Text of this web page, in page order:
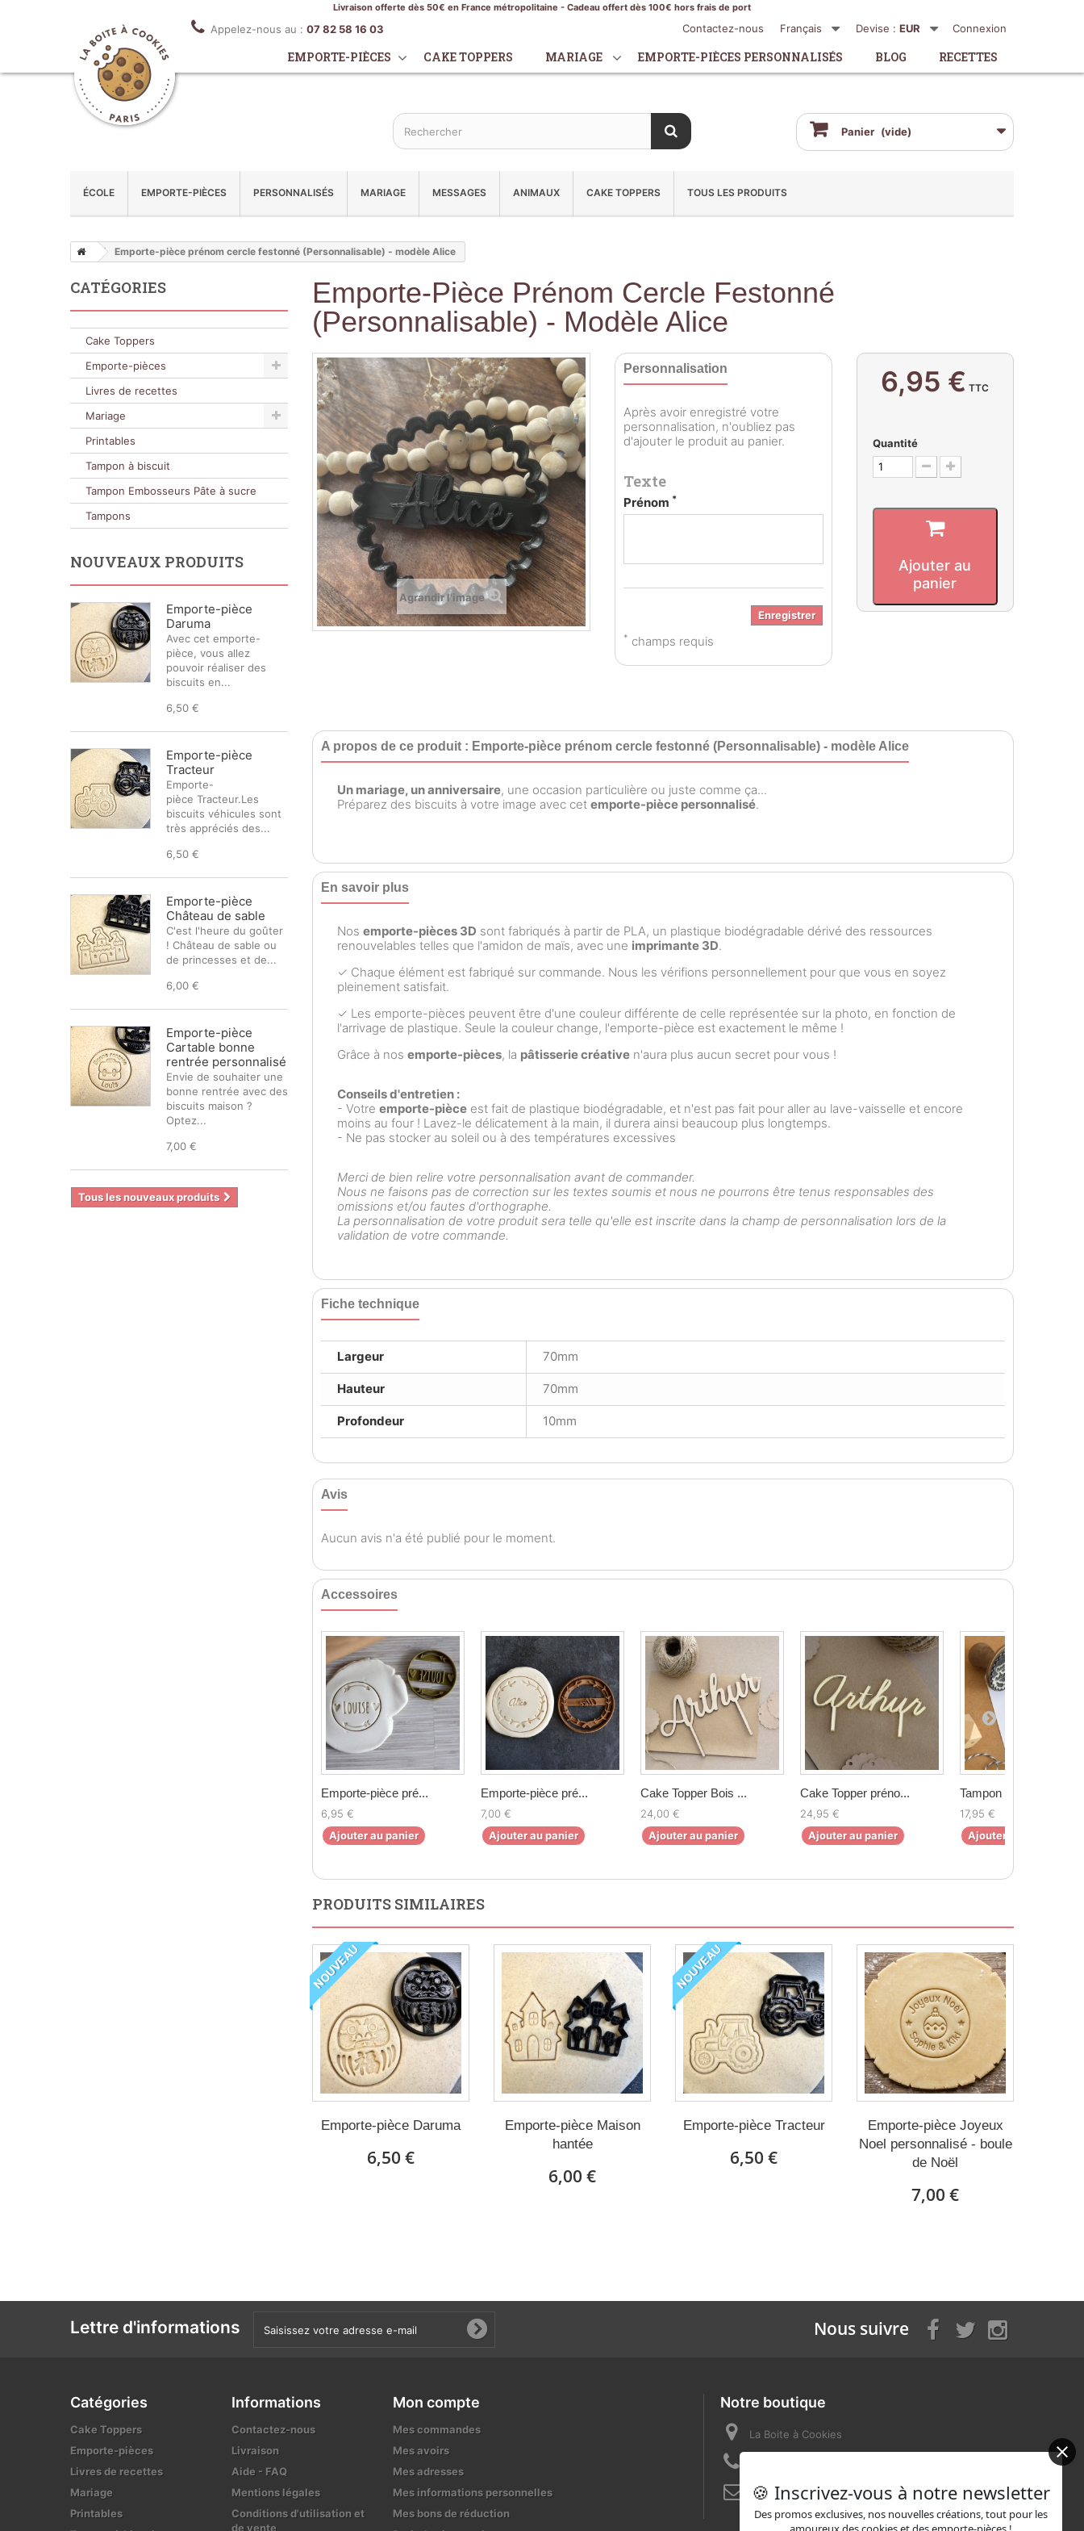
Livraison offerte dès 50€ en France métropolitaine - Cadeau offert dès 100€ hors frais de port
Connexion
Devise : EUR
Français
Contactez-nous
Appelez-nous au : 07 82 58 16 03
EMPORTE-PIÈCES CAKE TOPPERS MARIAGE EMPORTE-PIÈCES PERSONNALISÉS BLOG RECETTES
Panier (vide)
ÉCOLE EMPORTE-PIÈCES PERSONNALISÉS MARIAGE MESSAGES ANIMAUX CAKE TOPPERS TOUS LES PRODUITS
Emporte-pièce prénom cercle festonné (Personnalisable) - modèle Alice
Emporte-Pièce Prénom Cercle Festonné
(Personnalisable) - Modèle Alice
Agrandir l'image
Personnalisation
Après avoir enregistré votre
personnalisation, n'oubliez pas
d'ajouter le produit au panier.
Texte
Prénom *
Enregistrer
* champs requis
6,95 € TTC
Quantité
Ajouter au
panier
A propos de ce produit : Emporte-pièce prénom cercle festonné (Personnalisable) - modèle Alice
Un mariage, un anniversaire, une occasion particulière ou juste comme ça...
Préparez des biscuits à votre image avec cet emporte-pièce personnalisé.
En savoir plus
Nos emporte-pièces 3D sont fabriqués à partir de PLA, un plastique biodégradable dérivé des ressources
renouvelables telles que l'amidon de maïs, avec une imprimante 3D.
✓ Chaque élément est fabriqué sur commande. Nous les vérifions personnellement pour que vous en soyez
pleinement satisfait.
✓ Les emporte-pièces peuvent être d'une couleur différente de celle représentée sur la photo, en fonction de
l'arrivage de plastique. Seule la couleur change, l'emporte-pièce est exactement le même !
Grâce à nos emporte-pièces, la pâtisserie créative n'aura plus aucun secret pour vous !
Conseils d'entretien :
- Votre emporte-pièce est fait de plastique biodégradable, et n'est pas fait pour aller au lave-vaisselle et encore
moins au four ! Lavez-le délicatement à la main, il durera ainsi beaucoup plus longtemps.
- Ne pas stocker au soleil ou à des températures excessives
Merci de bien relire votre personnalisation avant de commander.
Nous ne faisons pas de correction sur les textes soumis et nous ne pourrons être tenus responsables des
omissions et/ou fautes d'orthographe.
La personnalisation de votre produit sera telle qu'elle est inscrite dans la champ de personnalisation lors de la
validation de votre commande.
Fiche technique
Largeur 70mm
Hauteur 70mm
Profondeur 10mm
Avis
Aucun avis n'a été publié pour le moment.
Accessoires
Emporte-pièce pré...
6,95 €
Ajouter au panier
Emporte-pièce pré...
7,00 €
Ajouter au panier
Cake Topper Bois ...
24,00 €
Ajouter au panier
Cake Topper préno...
24,95 €
Ajouter au panier
Tampon Cercle Fes...
17,95 €
Ajouter au panier
PRODUITS SIMILAIRES
NOUVEAU
Emporte-pièce Daruma
6,50 €
Emporte-pièce Maison
hantée
6,00 €
NOUVEAU
Emporte-pièce Tracteur
6,50 €
Emporte-pièce Joyeux
Noel personnalisé - boule
de Noël
7,00 €
CATÉGORIES
Cake Toppers
Emporte-pièces
Livres de recettes
Mariage
Printables
Tampon à biscuit
Tampon Embosseurs Pâte à sucre
Tampons
NOUVEAUX PRODUITS
Emporte-pièce
Daruma
Avec cet emporte-
pièce, vous allez
pouvoir réaliser des
biscuits en...
6,50 €
Emporte-pièce
Tracteur
Emporte-
pièce Tracteur.Les
biscuits véhicules sont
très appréciés des...
6,50 €
Emporte-pièce
Château de sable
C'est l'heure du goûter
! Château de sable ou
de princesses et de...
6,00 €
Emporte-pièce
Cartable bonne
rentrée personnalisé
Envie de souhaiter une
bonne rentrée avec des
biscuits maison ?
Optez...
7,00 €
Tous les nouveaux produits
Lettre d'informations Nous suivre
Catégories
Cake Toppers
Emporte-pièces
Livres de recettes
Mariage
Printables
Informations
Contactez-nous
Livraison
Aide - FAQ
Mentions légales
Conditions d'utilisation et
de vente
Mon compte
Mes commandes
Mes avoirs
Mes adresses
Mes informations personnelles
Mes bons de réduction
Notre boutique
La Boite à Cookies
E-mail :contact@laboiteacookies.com
🍪 Inscrivez-vous à notre newsletter
Des promos exclusives, nos nouvelles créations, tout pour les